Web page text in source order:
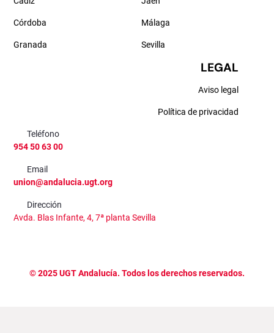
Córdoba
Granada
Málaga
Sevilla
LEGAL
Aviso legal
Política de privacidad
Teléfono
954 50 63 00
Email
union@andalucia.ugt.org
Dirección
Avda. Blas Infante, 4, 7ª planta Sevilla
©2025UGT Andalucía. Todos los derechos reservados.